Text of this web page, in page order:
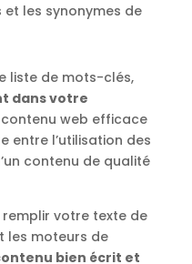
les synonymes de
liste de mots-clés,
dans votre
web efficace
entre l’utilisation des
contenu de qualité
votre texte de
les moteurs de
bien écrit et